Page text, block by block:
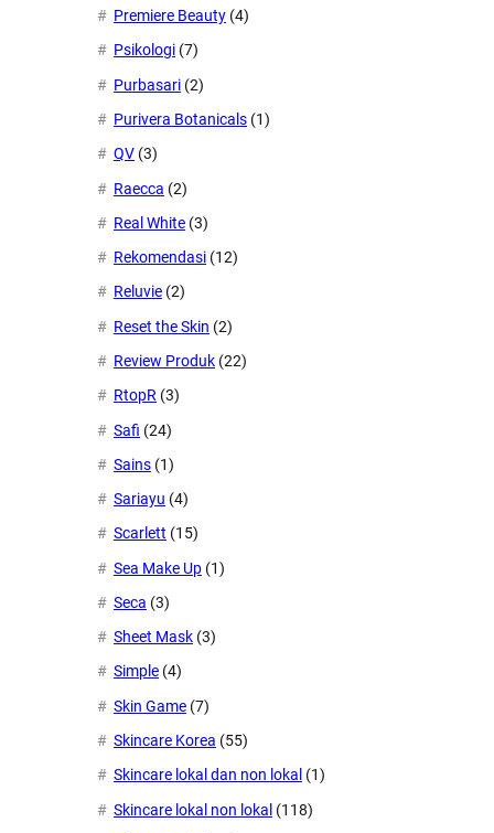
Premiere Beauty (4)
Psikologi (7)
Purbasari (2)
Purivera Botanicals (1)
QV (3)
Raecca (2)
Real White (3)
Rekomendasi (12)
Reluvie (2)
Reset the Skin (2)
Review Produk (22)
RtopR (3)
Safi (24)
Sains (1)
Sariayu (4)
Scarlett (15)
Sea Make Up (1)
Seca (3)
Sheet Mask (3)
Simple (4)
Skin Game (7)
Skincare Korea (55)
Skincare lokal dan non lokal (1)
Skincare lokal non lokal (118)